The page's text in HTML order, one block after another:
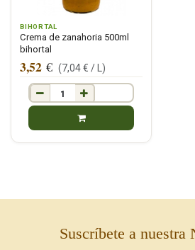
BIHORTAL
Crema de zanahoria 500ml
bihortal
3,52 € (7,04€ / )
Suscríbete a nuestra